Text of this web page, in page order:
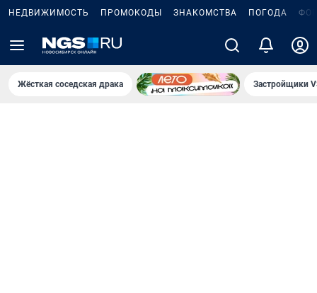
НЕДВИЖИМОСТЬ ПРОМОКОДЫ ЗНАКОМСТВА ПОГОДА
Жёсткая соседская драка Застройщики